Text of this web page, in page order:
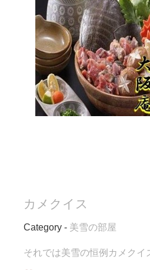
カメクイス
Category - 美雪の部屋
それでは美雪の恒例カメク